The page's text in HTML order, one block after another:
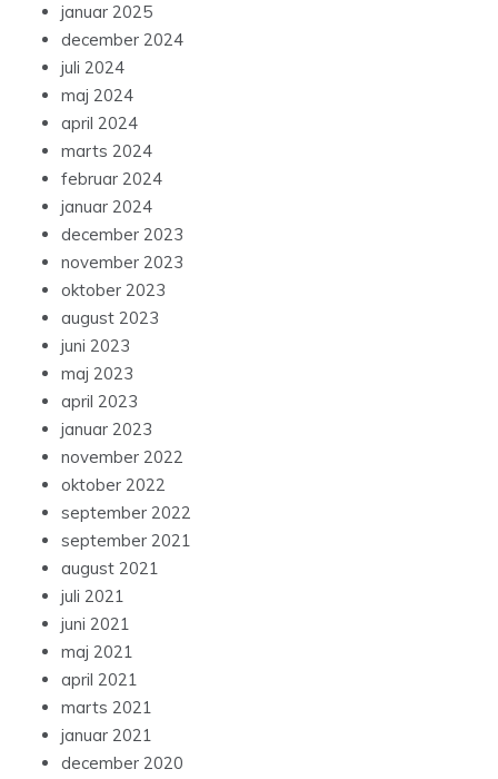
januar 2025
december 2024
juli 2024
maj 2024
april 2024
marts 2024
februar 2024
januar 2024
december 2023
november 2023
oktober 2023
august 2023
juni 2023
maj 2023
april 2023
januar 2023
november 2022
oktober 2022
september 2022
september 2021
august 2021
juli 2021
juni 2021
maj 2021
april 2021
marts 2021
januar 2021
december 2020